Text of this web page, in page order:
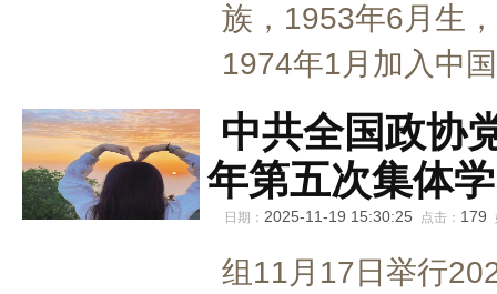
族，1953年6月生
1974年1月加入中
中共全国政协
年第五次集体
日期： 2025-11-19 15:30:25 点击： 179
组11月17日举行